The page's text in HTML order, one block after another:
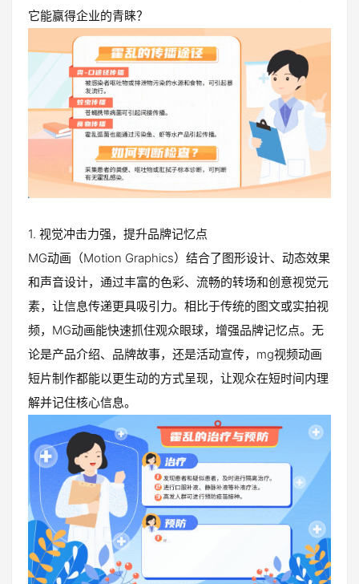
它能赢得企业的青睐？
1. 视觉冲击力强，提升品牌记忆点
MG动画（Motion Graphics）结合了图形设计、动态效果
和声音设计，通过丰富的色彩、流畅的转场和创意视觉元
素，让信息传递更具吸引力。相比于传统的图文或实拍视
频，MG动画能快速抓住观众眼球，增强品牌记忆点。无
论是产品介绍、品牌故事，还是活动宣传，mg视频动画
短片制作都能以更生动的方式呈现，让观众在短时间内理
解并记住核心信息。